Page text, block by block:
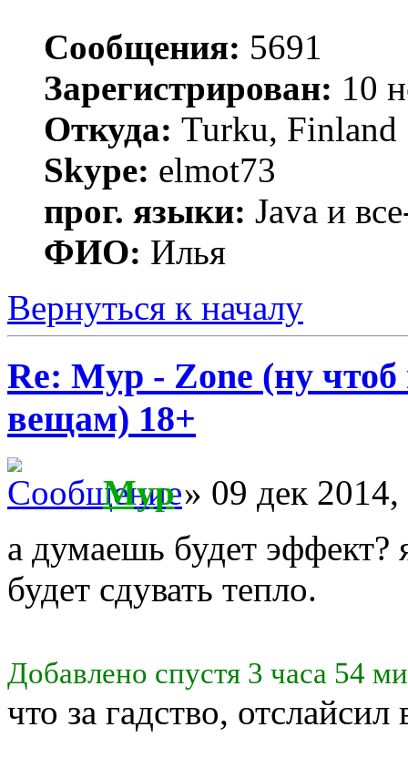
Сообщения: 5691
Зарегистрирован: 10
Откуда: Turku, Finland
Skype: elmot73
прог. языки: Java и
ФИО: Илья
Вернуться к началу
Re: Myp - Zone (ну
вещам) 18+
Myp» 09 дек 2014,
а думаешь будет
будет сдувать тепло.
Добавлено спустя 3 часа 54
что за гадство,